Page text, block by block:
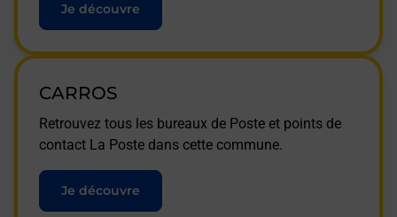
Je découvre
CARROS
Retrouvez tous les bureaux de Poste et points de
contact La Poste dans cette commune.
Je découvre